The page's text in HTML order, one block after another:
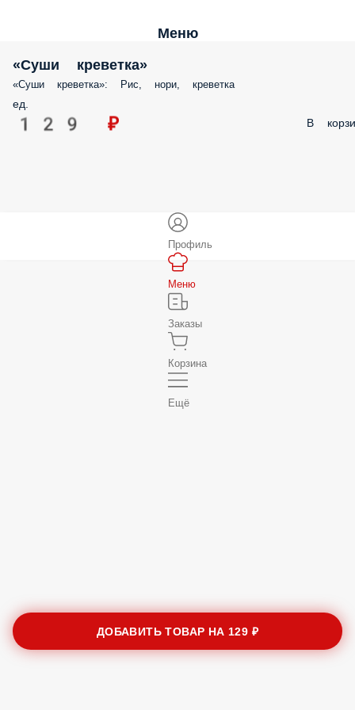
Меню
«Суши креветка»
«Суши креветка»: Рис, нори, креветка
ед.
129 ₽ В
ДОБАВИТЬ ТОВАР НА 129 ₽
Профиль
Меню
Заказы
Корзина
Ещё